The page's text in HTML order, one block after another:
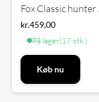
Fox Classic hunter
kr.459,00
På lager(17 stk.)
Køb nu